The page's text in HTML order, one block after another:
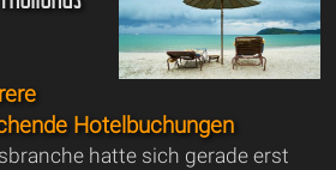
Hotelbuchungen
hatte sich gerade erst